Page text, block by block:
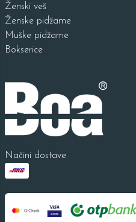
Ženski veš
Ženske pidžame
Muške pidžame
Bokserice
Načini dostave